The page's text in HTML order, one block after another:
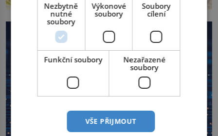
Nezbytně
nutné
soubory
Výkonové
soubory
Soubory
cílení
Funkční soubory
Nezařazené
soubory
VŠE PŘIJMOUT